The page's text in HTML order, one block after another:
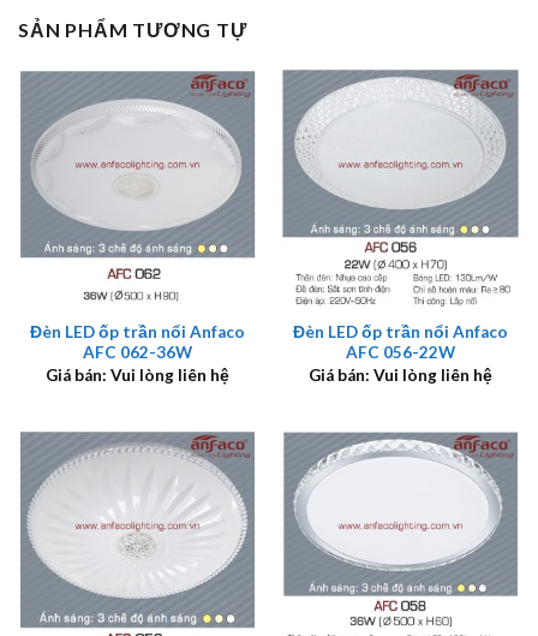
SẢN PHẨM TƯƠNG TỰ
Đèn LED ốp trần nổi Anfaco
AFC 062-36W
Giá bán: Vui lòng liên hệ
Đèn LED ốp trần nổi Anfaco
AFC 056-22W
Giá bán: Vui lòng liên hệ